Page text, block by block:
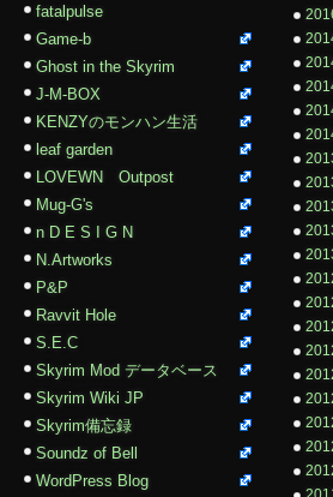
fatalpulse
Game-b
Ghost in the Skyrim
J-M-BOX
KENZYのモンハン生活
leaf garden
LOVEWN Outpost
Mug-G's
n D E S I G N
N.Artworks
P&P
Ravvit Hole
S.E.C
Skyrim Mod データベース
Skyrim Wiki JP
Skyrim備忘録
Soundz of Bell
WordPress Blog